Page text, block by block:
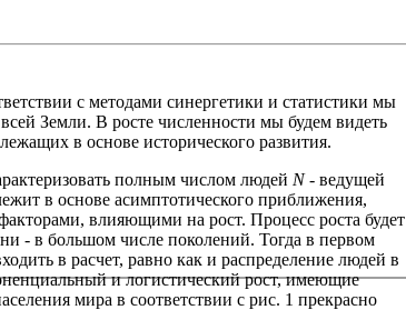
с методами синергетики и статистики мы
Земли. В росте численности мы будем видеть
в основе исторического развития.
полным числом людей N - ведущей
в основе асимптотического приближения,
влияющими на рост. Процесс роста будет
- в большом числе поколений. Тогда в первом
в расчет, равно как и распределение людей в
и логистический рост, имеющие
мира в соответствии с рис. 1 прекрасно